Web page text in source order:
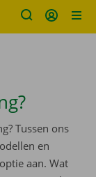
Tussen ons
en
aan. Wat